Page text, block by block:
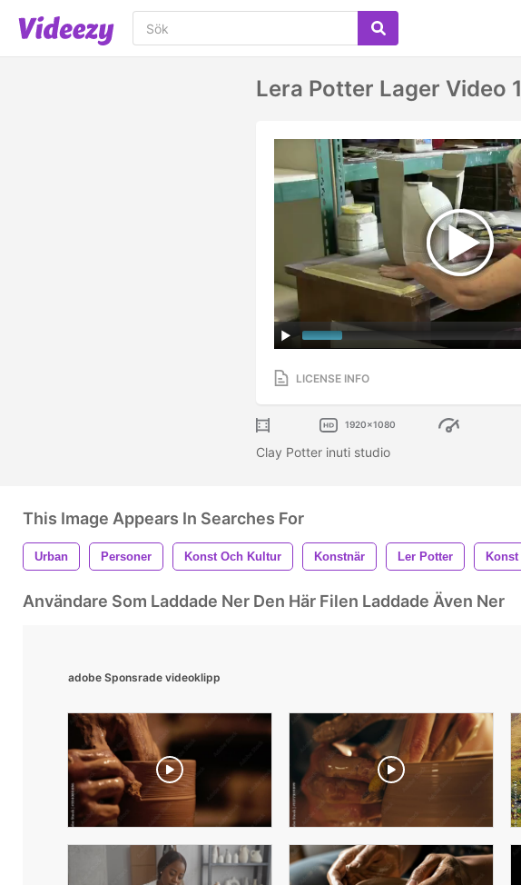
Lera Potter Lager Video 1
LICENSE INFO
1920x1080
Clay Potter inuti studio
This Image Appears In Searches For
Urban Personer Konst Och Kultur Konstnär Ler Potter Konst
Användare Som Laddade Ner Den Här Filen Laddade Även Ner
adobe Sponsrade videoklipp